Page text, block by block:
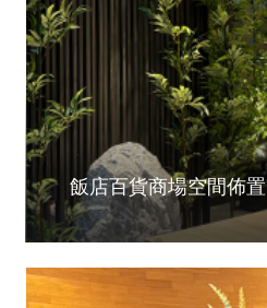
飯店百貨商場空間佈置